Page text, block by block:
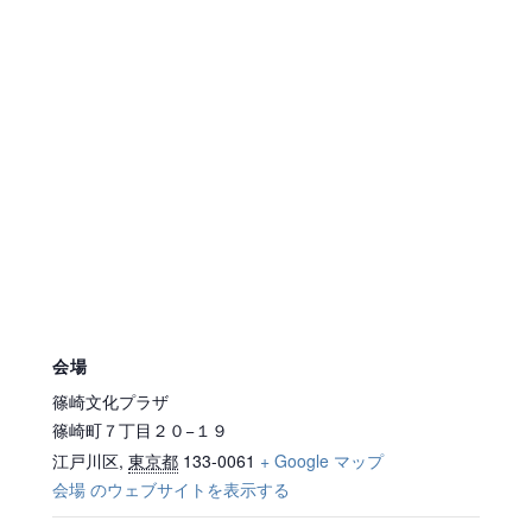
会場
篠崎文化プラザ
篠崎町７丁目２０−１９
江戸川区, 東京都 133-0061 + Google マップ
会場 のウェブサイトを表示する